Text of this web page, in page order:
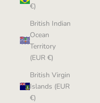
€)
British Indian
Ocean
Territory
(EUR €)
British Virgin
Islands (EUR
€)